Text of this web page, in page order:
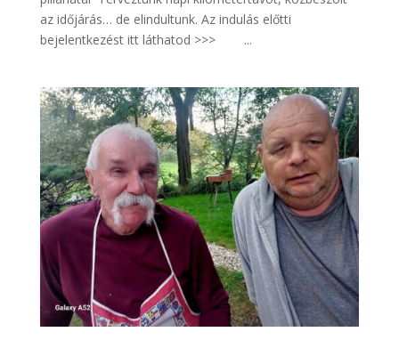
az időjárás… de elindultunk. Az indulás előtti
bejelentkezést itt láthatod >>> ...